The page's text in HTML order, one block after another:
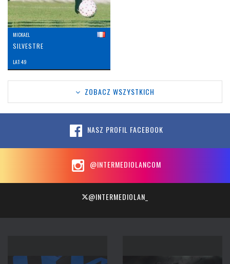
MICKAEL
SILVESTRE
LAT: 49
ZOBACZ WSZYSTKICH
NASZ PROFIL FACEBOOK
@INTERMEDIOLANCOM
@INTERMEDIOLAN_